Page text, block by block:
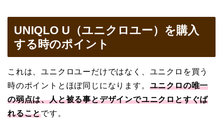
UNIQLO U（ユニクロユー）を購入
する時のポイント
これは、ユニクロユーだけではなく、ユニクロを買う
時のポイントとほぼ同じになります。 ユニクロの唯一
の弱点は、人と被る事とデザインでユニクロとすぐば
れることです。